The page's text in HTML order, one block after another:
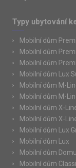
Typy ubytování
Mobilní dům
Mobilní dům
Mobilní dům
Mobilní dům Lux
Mobilní dům M-
Mobilní dům M-
Mobilní dům X-
Mobilní dům X-
Mobilní dům Lux
Mobilní dům Lux
Mobilní dům
Mobilní dům